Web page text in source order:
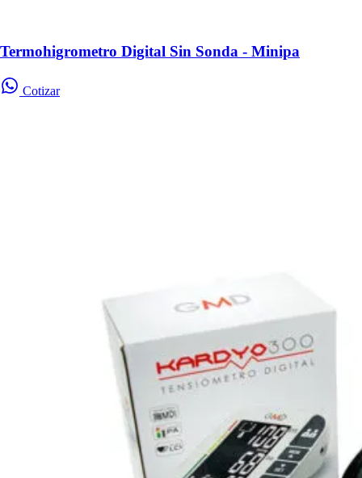
Termohigrometro Digital Sin Sonda - Minipa
Cotizar